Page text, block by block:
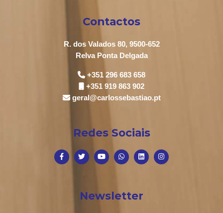
Contactos
R. dos Valados 80, 9500-652
Relva Ponta Delgada
+351 296 683 658
+351 919 863 902
geral@carlossebastiao.pt
Redes Sociais
Newsletter